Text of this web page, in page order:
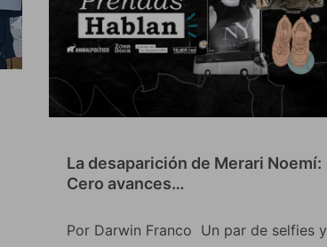
La desaparición de Merari Noemí:
Cero avances…
Por Darwin Franco Un par de selfies y